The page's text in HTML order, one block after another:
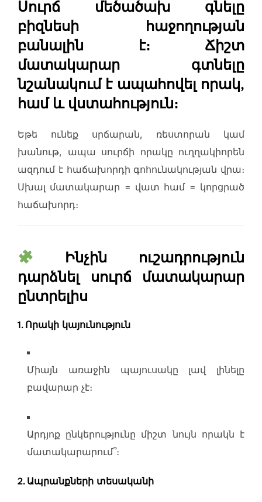
Սուրճ մեծածախ գնելը
բիզնեսի հաջողության
բանալին է։ Ճիշտ
մատակարար գտնելը
նշանակում է ապահովել որակ,
համ և վստահություն։
Եթե ունեք սրճարան, ռեստորան կամ
խանութ, ապա սուրճի որակը ուղղակիորեն
ազդում է հաճախորդի գոհունակության վրա։
Սխալ մատակարար = վատ համ = կորցրած
հաճախորդ։
Ինչին ուշադրություն
դարձնել սուրճ մատակարար
ընտրելիս
1.Որակի կայունություն
Միայն առաջին պայուսակը լավ լինելը
բավարար չէ։
Արդյոք ընկերությունը միշտ նույն որակն է
մատակարարում՞։
2.Ապրանքների տեսականի